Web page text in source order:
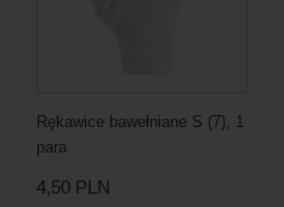
Rękawice bawełniane S (7), 1
para
4,50 PLN